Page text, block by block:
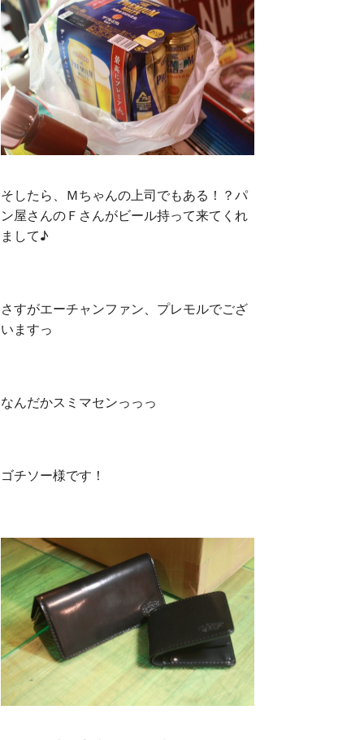
そしたら、Ｍちゃんの上司でもある！？パ
ン屋さんのＦさんがビール持って来てくれ
まして♪
さすがエーチャンファン、プレモルでござ
いますっ
なんだかスミマセンっっっ
ゴチソー様です！